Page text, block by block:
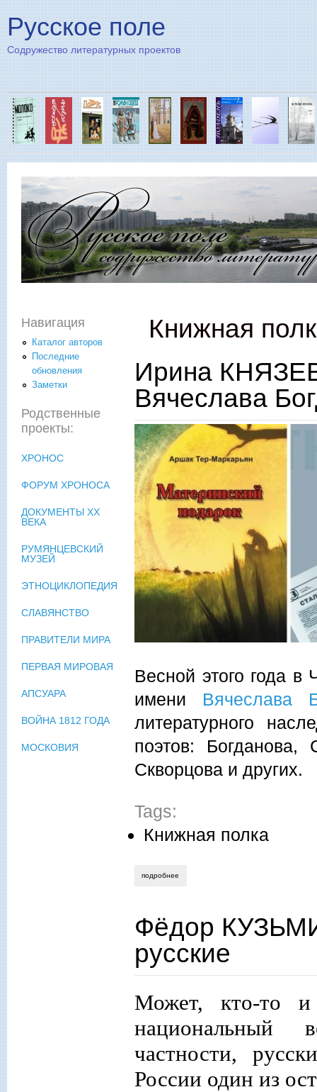
Русское поле
Содружество литературных проектов
Книжная
Ирина
Вячеслава
Весной этого года
имени Вячеслава
литературного
поэтов: Богданова,
Скворцова и других.
Tags:
Книжная полка
подробнее
Фёдор
русские
Может, кто-то
частности,
России один из
Навигация
Каталог авторов
Последние
обновления
Заметки
Родственные
проекты:
ХРОНОС
ФОРУМ ХРОНОСА
ДОКУМЕНТЫ XX
ВЕКА
РУМЯНЦЕВСКИЙ
МУЗЕЙ
ЭТНОЦИКЛОПЕДИЯ
СЛАВЯНСТВО
ПРАВИТЕЛИ МИРА
ПЕРВАЯ МИРОВАЯ
АПСУАРА
ВОЙНА 1812 ГОДА
МОСКОВИЯ